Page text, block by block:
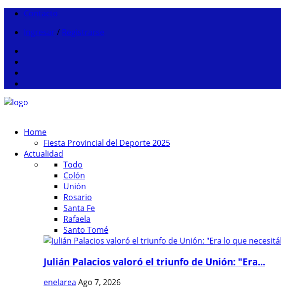
Contacto
Ingresar / Registrarse
Home
Fiesta Provincial del Deporte 2025
Actualidad
Todo
Colón
Unión
Rosario
Santa Fe
Rafaela
Santo Tomé
Julián Palacios valoró el triunfo de Unión: "Era...
enelarea Ago 7, 2026